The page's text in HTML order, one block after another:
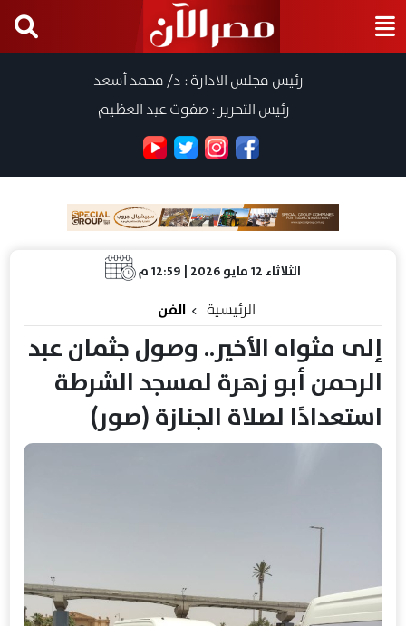
رئيس مجلس الادارة : د/ محمد أسعد
رئيس التحرير : صفوت عبد العظيم
الثلاثاء 12 مايو 2026 | 12:59 م
الرئيسية الفن
إلى مثواه الأخير.. وصول جثمان عبد
الرحمن أبو زهرة لمسجد الشرطة
استعدادًا لصلاة الجنازة (صور)